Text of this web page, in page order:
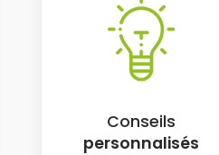
Conseils
personnalisés